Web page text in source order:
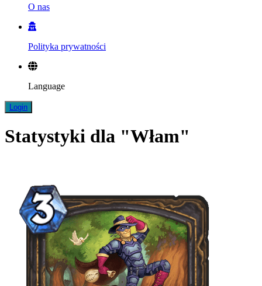
O nas
Polityka prywatności
Language
Login
Statystyki dla "Włam"